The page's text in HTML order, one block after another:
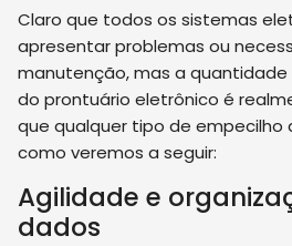
Claro que todos os sistemas
apresentar problemas ou
manutenção, mas a
do prontuário eletrônico é
que qualquer tipo de empecilho
como veremos a seguir:
Agilidade e
dados